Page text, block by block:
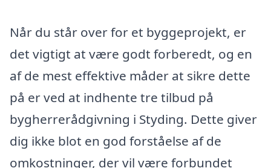
Når du står over for et byggeprojekt, er
det vigtigt at være godt forberedt, og en
af de mest effektive måder at sikre dette
på er ved at indhente tre tilbud på
bygherrerådgivning i Styding. Dette giver
dig ikke blot en god forståelse af de
omkostninger, der vil være forbundet